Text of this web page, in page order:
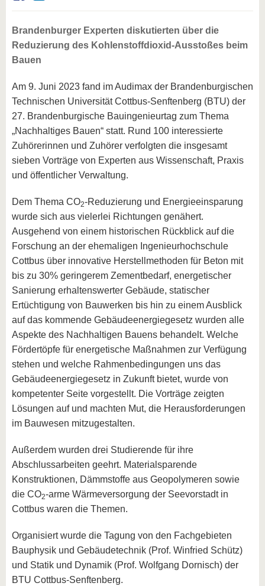
Brandenburger Experten diskutierten über die
Reduzierung des Kohlenstoffdioxid-Ausstoßes beim
Bauen
Am 9. Juni 2023 fand im Audimax der Brandenburgischen
Technischen Universität Cottbus-Senftenberg (BTU) der
27. Brandenburgische Bauingenieurtag zum Thema
„Nachhaltiges Bauen“ statt. Rund 100 interessierte
Zuhörerinnen und Zuhörer verfolgten die insgesamt
sieben Vorträge von Experten aus Wissenschaft, Praxis
und öffentlicher Verwaltung.
Dem Thema CO2-Reduzierung und Energieeinsparung
wurde sich aus vielerlei Richtungen genähert.
Ausgehend von einem historischen Rückblick auf die
Forschung an der ehemaligen Ingenieurhochschule
Cottbus über innovative Herstellmethoden für Beton mit
bis zu 30% geringerem Zementbedarf, energetischer
Sanierung erhaltenswerter Gebäude, statischer
Ertüchtigung von Bauwerken bis hin zu einem Ausblick
auf das kommende Gebäudeenergiegesetz wurden alle
Aspekte des Nachhaltigen Bauens behandelt. Welche
Fördertöpfe für energetische Maßnahmen zur Verfügung
stehen und welche Rahmenbedingungen uns das
Gebäudeenergiegesetz in Zukunft bietet, wurde von
kompetenter Seite vorgestellt. Die Vorträge zeigten
Lösungen auf und machten Mut, die Herausforderungen
im Bauwesen mitzugestalten.
Außerdem wurden drei Studierende für ihre
Abschlussarbeiten geehrt. Materialsparende
Konstruktionen, Dämmstoffe aus Geopolymeren sowie
die CO2-arme Wärmeversorgung der Seevorstadt in
Cottbus waren die Themen.
Organisiert wurde die Tagung von den Fachgebieten
Bauphysik und Gebäudetechnik (Prof. Winfried Schütz)
und Statik und Dynamik (Prof. Wolfgang Dornisch) der
BTU Cottbus-Senftenberg.